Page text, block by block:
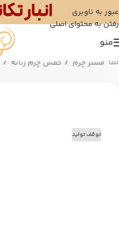
عبور به ناوبری
رفتن به محتوای اصلی
منو
مستر چرم / کفش چرم زنانه /
توقف تولید